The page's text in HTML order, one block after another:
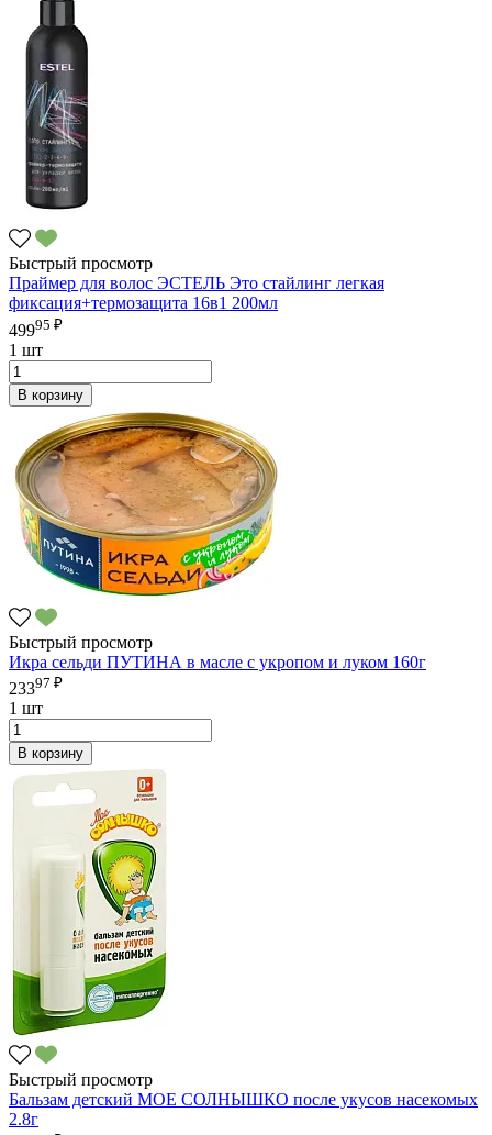
Быстрый просмотр
Праймер для волос ЭСТЕЛЬ Это стайлинг легкая
фиксация+термозащита 16в1 200мл
49995 ₽
1 шт
В корзину
Быстрый просмотр
Икра сельди ПУТИНА в масле с укропом и луком 160г
23397 ₽
1 шт
В корзину
Быстрый просмотр
Бальзам детский МОЕ СОЛНЫШКО после укусов насекомых
2.8г